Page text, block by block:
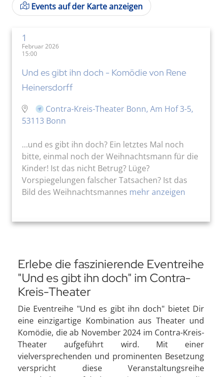
Events auf der Karte anzeigen
1
Februar 2026
15:00
Und es gibt ihn doch - Komödie von Rene
Heinersdorff
Contra-Kreis-Theater Bonn, Am Hof 3-5,
53113 Bonn
…und es gibt ihn doch? Ein letztes Mal noch
bitte, einmal noch der Weihnachtsmann für die
Kinder! Ist das nicht Betrug? Lüge?
Vorspiegelungen falscher Tatsachen? Ist das
Bild des Weihnachtsmannes mehr anzeigen
Erlebe die faszinierende Eventreihe
"Und es gibt ihn doch" im Contra-
Kreis-Theater
Die Eventreihe "Und es gibt ihn doch" bietet Dir
eine einzigartige Kombination aus Theater und
Komödie, die ab November 2024 im Contra-Kreis-
Theater aufgeführt wird. Mit einer
vielversprechenden und prominenten Besetzung
verspricht diese Veranstaltungsreihe